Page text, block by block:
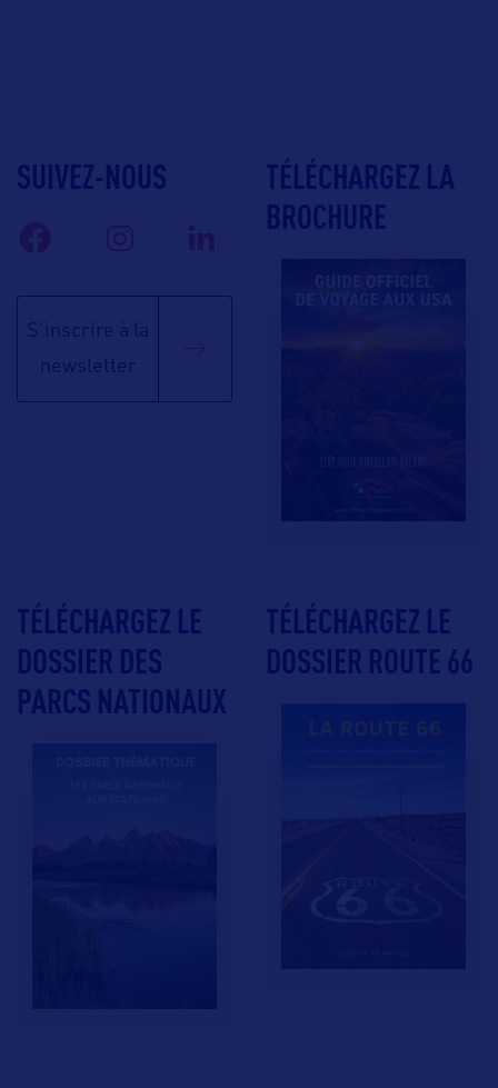
SUIVEZ-NOUS
S'inscrire à la
newsletter
TÉLÉCHARGEZ LA
BROCHURE
TÉLÉCHARGEZ LE
DOSSIER DES
PARCS NATIONAUX
TÉLÉCHARGEZ LE
DOSSIER ROUTE 66